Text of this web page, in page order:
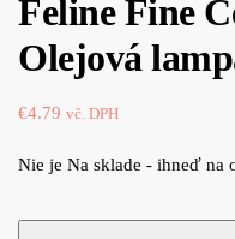
Feline Fine
Olejová
€4.79 vč. DPH
Nie je Na sklade - ihneď na